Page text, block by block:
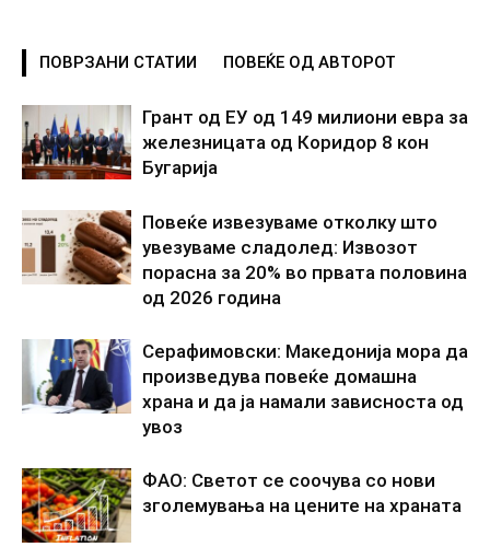
ПОВРЗАНИ СТАТИИ ПОВЕЌЕ ОД АВТОРОТ
Грант од ЕУ од 149 милиони евра за
железницата од Коридор 8 кон
Бугарија
Повеќе извезуваме отколку што
увезуваме сладолед: Извозот
порасна за 20% во првата половина
од 2026 година
Серафимовски: Македонија мора да
произведува повеќе домашна
храна и да ја намали зависноста од
увоз
ФАО: Светот се соочува со нови
зголемувања на цените на храната